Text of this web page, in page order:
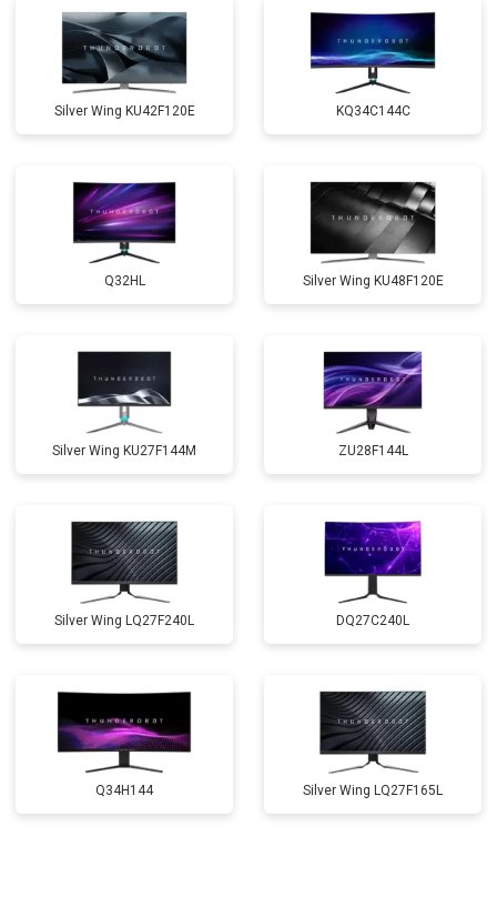
Silver Wing KU42F120E KQ34C144C
Q32HL Silver Wing KU48F120E
Silver Wing KU27F144M ZU28F144L
Silver Wing LQ27F240L DQ27C240L
Q34H144 Silver Wing LQ27F165L